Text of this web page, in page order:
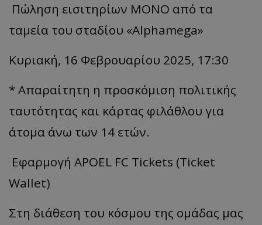
Πώληση εισιτηρίων ΜΟΝΟ από τα
ταμεία του σταδίου «Alphamega»
Κυριακή, 16 Φεβρουαρίου 2025, 17:30
* Απαραίτητη η προσκόμιση πολιτικής
ταυτότητας και κάρτας φιλάθλου για
άτομα άνω των 14 ετών.
Εφαρμογή APOEL FC Tickets (Ticket
Wallet)
Στη διάθεση του κόσμου της ομάδας μας